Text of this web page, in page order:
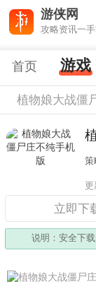
游侠网
攻略资讯一
首页 游戏
植物娘大战僵
策
更
立即下
说明：安全下